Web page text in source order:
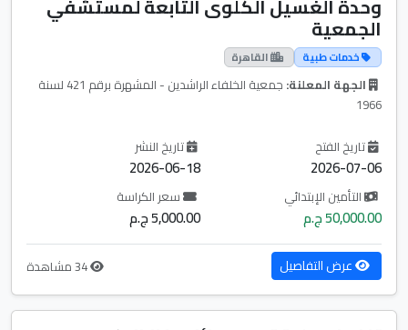
وحدة الغسيل الكلوى التابعة لمستشفي
الجمعية
خدمات طبية القاهرة
الجهة المعلنة:
جمعية الخلفاء الراشدين - المشهرة برقم 421 لسنة
1966
تاريخ الفتح
2026-07-06
تاريخ النشر
2026-06-18
التأمين الإبتدائي
50,000.00 ج.م
سعر الكراسة
5,000.00 ج.م
عرض التفاصيل